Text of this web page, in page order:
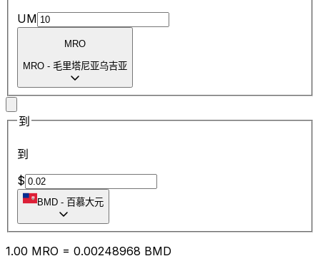
UM
MRO
MRO - 毛里塔尼亚乌吉亚
到
到
$
BMD - 百慕大元
1.00 MRO = 0.00248968 BMD